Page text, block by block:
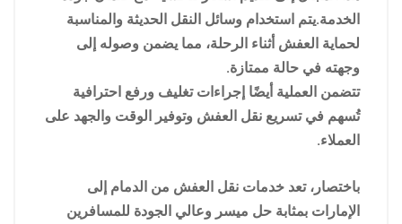
الخدمة.يتم استخدام وسائل النقل الحديثة والمناسبة
لحماية العفش أثناء الرحلة، مما يضمن وصوله إلى
وجهته في حالة ممتازة.
تتضمن العملية أيضًا إجراءات تغليف ورفع احترافية
تُسهم في تسريع نقل العفش وتوفير الوقت والجهد على
العملاء.
باختصار، تعد خدمات نقل العفش من الدمام إلى
الإمارات بمثابة حل ميسر وعالي الجودة للمسافرين